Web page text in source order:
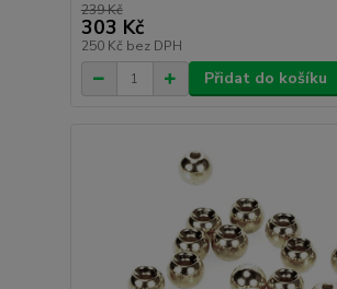
239 Kč
303 Kč
250 Kč bez DPH
Přidat do košíku